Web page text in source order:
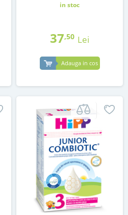
in stoc
37,50 Lei
Adauga in cos